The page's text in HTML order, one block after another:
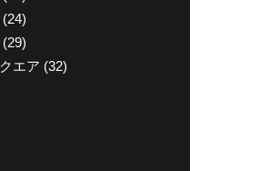
(24)
(29)
エア (32)